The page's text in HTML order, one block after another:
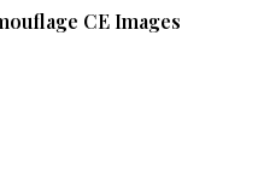
CE Images